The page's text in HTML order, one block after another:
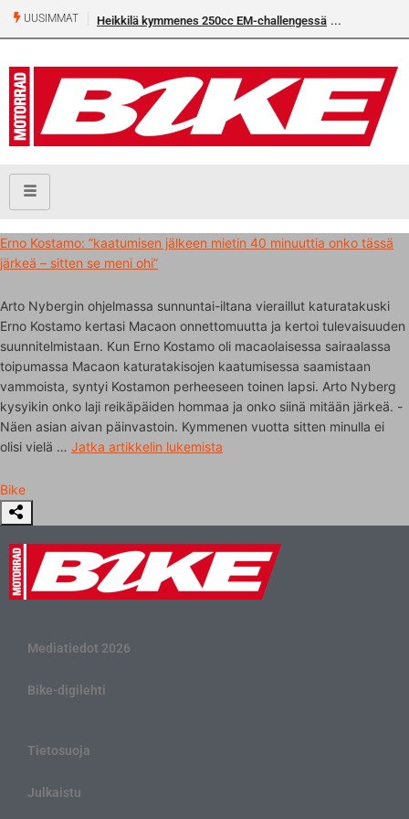
UUSIMMAT Heikkilä kymmenes 250cc EM-challengessä
Erno Kostamo: ”kaatumisen jälkeen mietin 40 minuuttia onko tässä
järkeä – sitten se meni ohi”
Arto Nybergin ohjelmassa sunnuntai-iltana vieraillut katuratakuski
Erno Kostamo kertasi Macaon onnettomuutta ja kertoi tulevaisuuden
suunnitelmistaan. Kun Erno Kostamo oli macaolaisessa sairaalassa
toipumassa Macaon katuratakisojen kaatumisessa saamistaan
vammoista, syntyi Kostamon perheeseen toinen lapsi. Arto Nyberg
kysyikin onko laji reikäpäiden hommaa ja onko siinä mitään järkeä. -
Näen asian aivan päinvastoin. Kymmenen vuotta sitten minulla ei
olisi vielä … Jatka artikkelin lukemista
Bike
Mediatiedot 2026
Bike-digilehti
Tietosuoja
Julkaistu